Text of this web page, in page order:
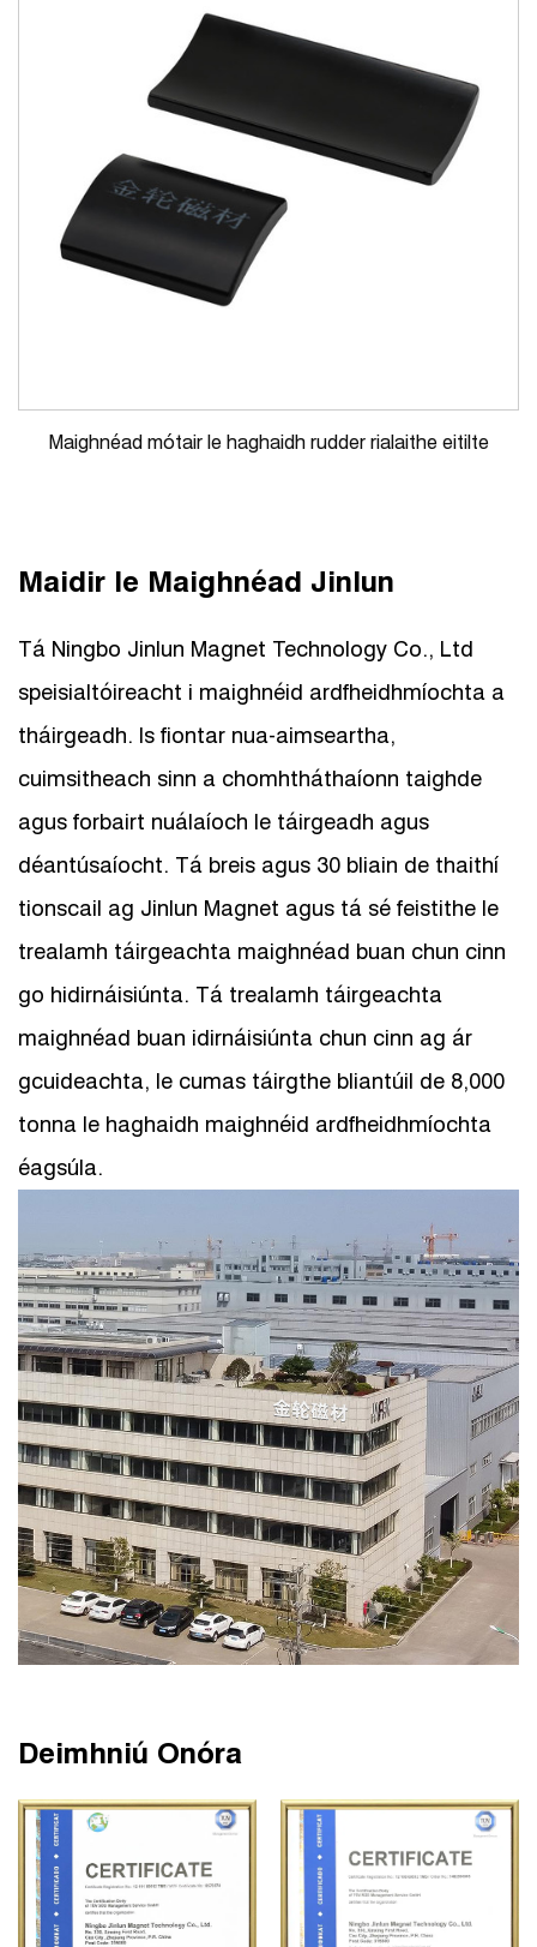
Maighnéad mótair le haghaidh rudder rialaithe eitilte
Maidir le Maighnéad Jinlun
Tá Ningbo Jinlun Magnet Technology Co., Ltd
speisialtóireacht i maighnéid ardfheidhmíochta a
tháirgeadh. Is fiontar nua-aimseartha,
cuimsitheach sinn a chomhtháthaíonn taighde
agus forbairt nuálaíoch le táirgeadh agus
déantúsaíocht. Tá breis agus 30 bliain de thaithí
tionscail ag Jinlun Magnet agus tá sé feistithe le
trealamh táirgeachta maighnéad buan chun cinn
go hidirnáisiúnta. Tá trealamh táirgeachta
maighnéad buan idirnáisiúnta chun cinn ag ár
gcuideachta, le cumas táirgthe bliantúil de 8,000
tonna le haghaidh maighnéid ardfheidhmíochta
éagsúla.
Deimhniú Onóra